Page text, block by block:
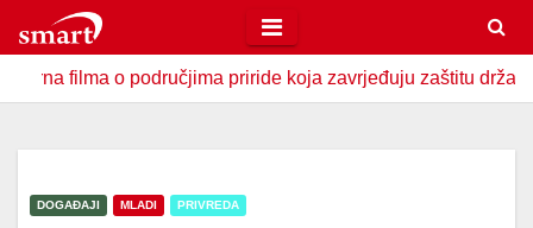
to
contento područjima priride koja zavrjeđuju zaštitu države
DOGAĐAJI MLADI PRIVREDA